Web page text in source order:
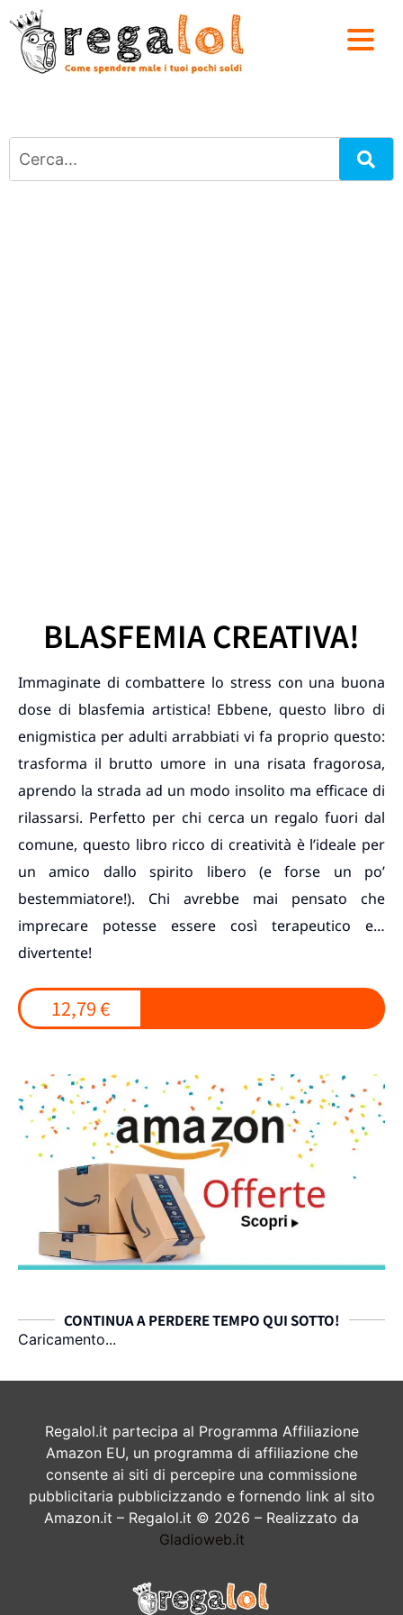
BLASFEMIA CREATIVA!
Immaginate di combattere lo stress con una buona
dose di blasfemia artistica! Ebbene, questo libro di
enigmistica per adulti arrabbiati vi fa proprio questo:
trasforma il brutto umore in una risata fragorosa,
aprendo la strada ad un modo insolito ma efficace di
rilassarsi. Perfetto per chi cerca un regalo fuori dal
comune, questo libro ricco di creatività è l’ideale per
un amico dallo spirito libero (e forse un po’
bestemmiatore!). Chi avrebbe mai pensato che
imprecare potesse essere così terapeutico e…
divertente!
12,79 €
CONTINUA A PERDERE TEMPO QUI SOTTO!
Caricamento...
Regalol.it partecipa al Programma Affiliazione
Amazon EU, un programma di affiliazione che
consente ai siti di percepire una commissione
pubblicitaria pubblicizzando e fornendo link al sito
Amazon.it – Regalol.it © 2026 – Realizzato da
Gladioweb.it